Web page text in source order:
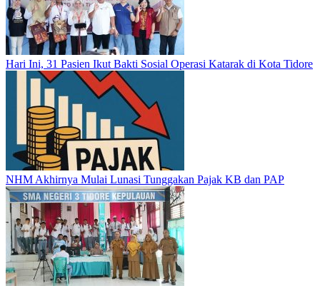
Hari Ini, 31 Pasien Ikut Bakti Sosial Operasi Katarak di Kota Tidore
NHM Akhirnya Mulai Lunasi Tunggakan Pajak KB dan PAP